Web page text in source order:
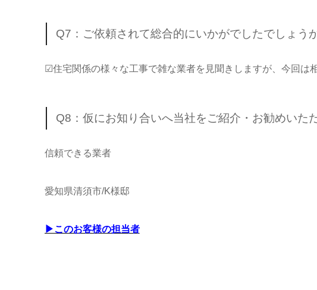
Q7：ご依頼されて総合的にいかがでしたでしょう
☑住宅関係の様々な工事で雑な業者を見聞きしますが、今回は
Q8：仮にお知り合いへ当社をご紹介・お勧めいた
信頼できる業者
愛知県清須市/K様邸
▶このお客様の担当者